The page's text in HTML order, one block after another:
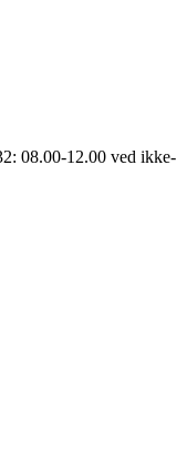
08.00-12.00 ved ikke-